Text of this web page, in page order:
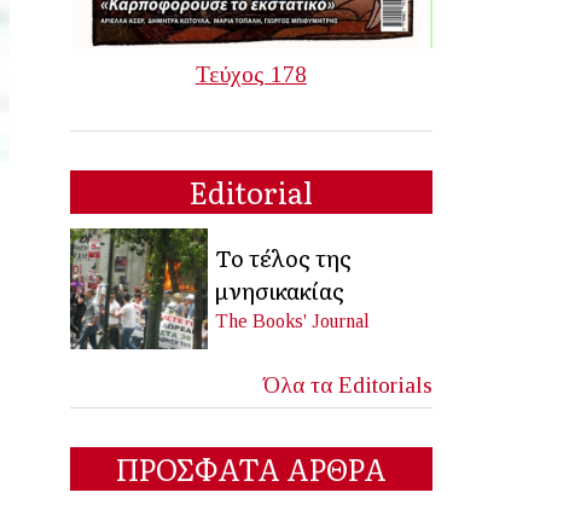
Τεύχος 178
Editorial
Το τέλος της
μνησικακίας
The Books' Journal
Όλα τα Editorials
ΠΡΟΣΦΑΤΑ ΑΡΘΡΑ